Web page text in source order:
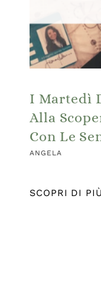
I Martedì
Alla
Con Le
ANGELA
SCOPRI DI PIÙ